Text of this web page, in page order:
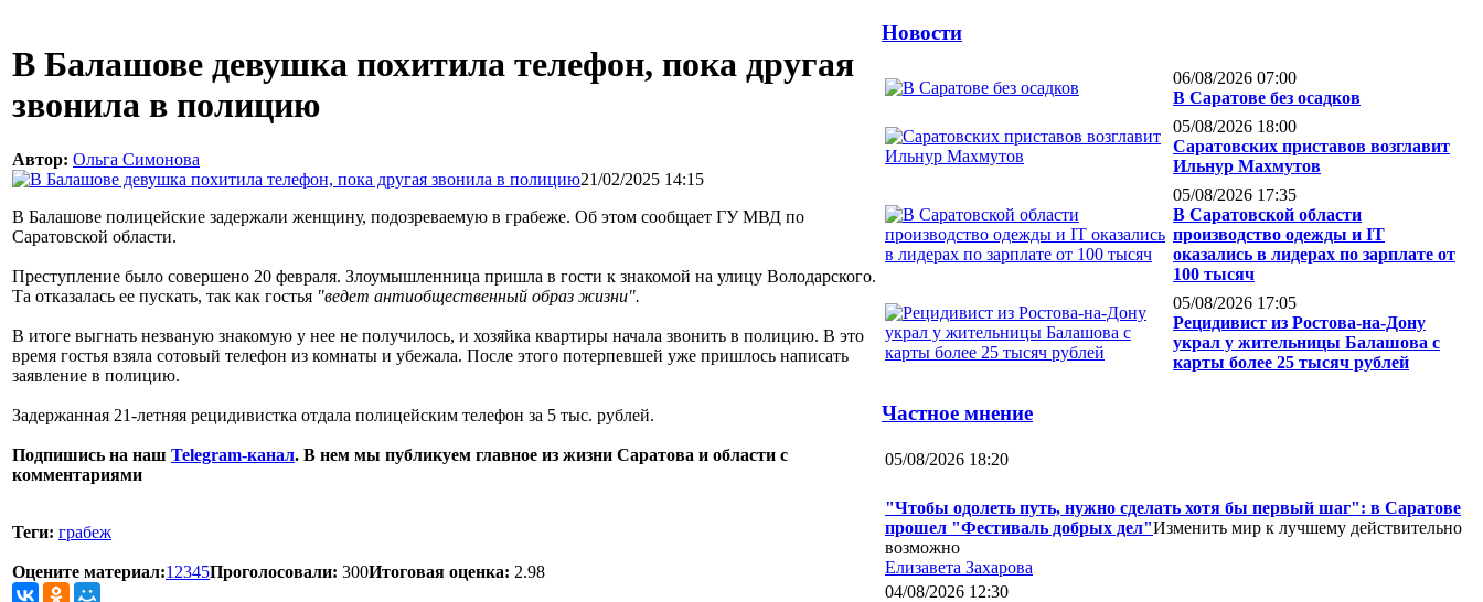
В Балашове девушка похитила телефон, пока другая
звонила в полицию
Автор: Ольга Симонова
21/02/2025 14:15
В Балашове полицейские задержали женщину, подозреваемую в грабеже. Об этом сообщает ГУ МВД по
Саратовской области.
Преступление было совершено 20 февраля. Злоумышленница пришла в гости к знакомой на улицу Володарского.
Та отказалась ее пускать, так как гостья "ведет антиобщественный образ жизни".
В итоге выгнать незваную знакомую у нее не получилось, и хозяйка квартиры начала звонить в полицию. В это
время гостья взяла сотовый телефон из комнаты и убежала. После этого потерпевшей уже пришлось написать
заявление в полицию.
Задержанная 21-летняя рецидивистка отдала полицейским телефон за 5 тыс. рублей.
Подпишись на наш Telegram-канал. В нем мы публикуем главное из жизни Саратова и области с
комментариями
Теги: грабеж
Оцените материал:1 2345Проголосовали: 300Итоговая оценка: 2.98
Новости
06/08/2026 07:00
В Саратове без осадков
05/08/2026 18:00
Саратовских приставов возглавит
Ильнур Махмутов
05/08/2026 17:35
В Саратовской области
производство одежды и IT
оказались в лидерах по зарплате от
100 тысяч
05/08/2026 17:05
Рецидивист из Ростова-на-Дону
украл у жительницы Балашова с
карты более 25 тысяч рублей
Частное мнение
05/08/2026 18:20
"Чтобы одолеть путь, нужно сделать хотя бы первый шаг": в Саратове
прошел "Фестиваль добрых дел"Изменить мир к лучшему действительно
возможно
Елизавета Захарова
04/08/2026 12:30